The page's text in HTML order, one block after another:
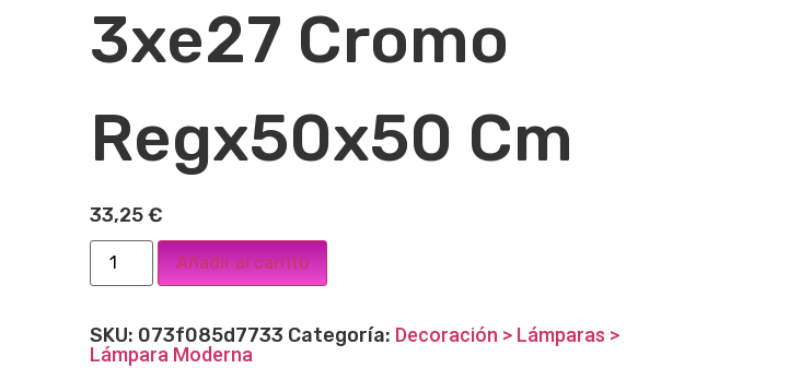
3xe27 Cromo
Regx50x50 Cm
33,25€
Añadir al carrito
SKU: 073f085d7733 Categoría: Decoración > Lámparas >
Lámpara Moderna